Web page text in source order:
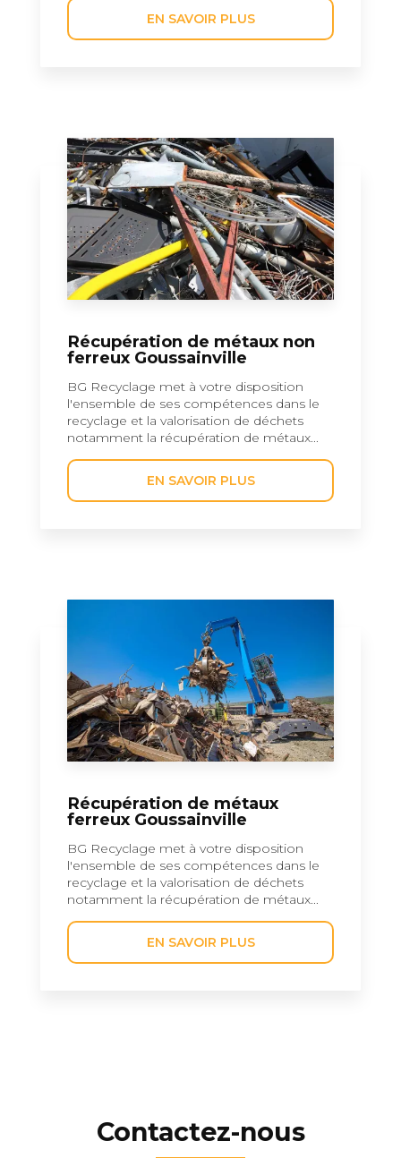
EN SAVOIR PLUS
Récupération de métaux non
ferreux Goussainville
BG Recyclage met à votre disposition
l'ensemble de ses compétences dans le
recyclage et la valorisation de déchets
notamment la récupération de métaux...
EN SAVOIR PLUS
Récupération de métaux
ferreux Goussainville
BG Recyclage met à votre disposition
l'ensemble de ses compétences dans le
recyclage et la valorisation de déchets
notamment la récupération de métaux...
EN SAVOIR PLUS
Contactez-nous